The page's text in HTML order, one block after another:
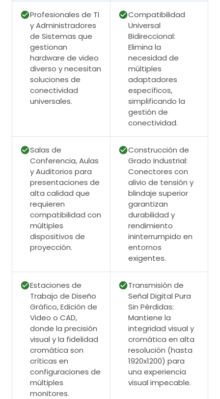
Profesionales de TI
y Administradores
de Sistemas que
gestionan
hardware de video
diverso y necesitan
soluciones de
conectividad
universales.
Compatibilidad
Universal
Bidireccional:
Elimina la
necesidad de
múltiples
adaptadores
específicos,
simplificando la
gestión de
conectividad.
Salas de
Conferencia, Aulas
y Auditorios para
presentaciones de
alta calidad que
requieren
compatibilidad con
múltiples
dispositivos de
proyección.
Construcción de
Grado Industrial:
Conectores con
alivio de tensión y
blindaje superior
garantizan
durabilidad y
rendimiento
ininterrumpido en
entornos
exigentes.
Estaciones de
Trabajo de Diseño
Gráfico, Edición de
Video o CAD,
donde la precisión
visual y la fidelidad
cromática son
críticas en
configuraciones de
múltiples
monitores.
Transmisión de
Señal Digital Pura
Sin Pérdidas:
Mantiene la
integridad visual y
cromática en alta
resolución (hasta
1920x1200) para
una experiencia
visual impecable.